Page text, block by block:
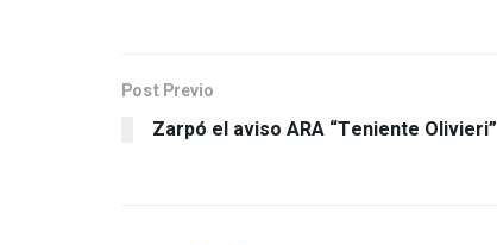
Post Previo
Zarpó el aviso ARA “Teniente Olivieri”